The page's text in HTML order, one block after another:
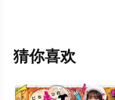
电视剧，手机免
剧情网等平台了解
猜你喜欢